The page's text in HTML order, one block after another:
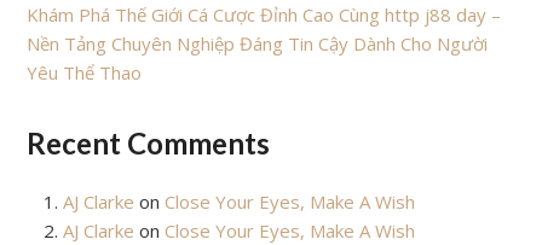
Khám Phá Thế Giới Cá Cược Đỉnh Cao Cùng http j88 day –
Nền Tảng Chuyên Nghiệp Đáng Tin Cậy Dành Cho Người
Yêu Thể Thao
Recent Comments
AJ Clarke on Close Your Eyes, Make A Wish
AJ Clarke on Close Your Eyes, Make A Wish